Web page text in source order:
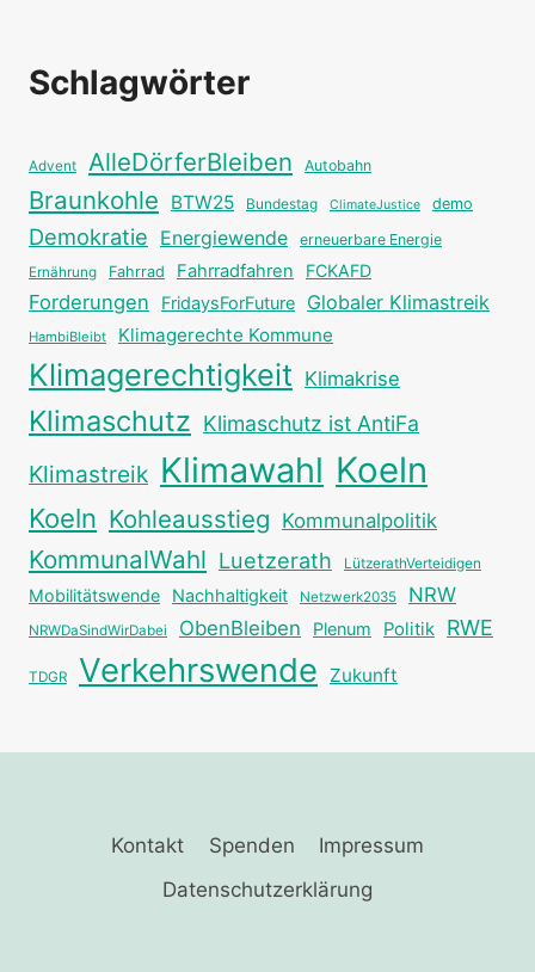
Schlagwörter
Advent AlleDörferBleiben Autobahn
Braunkohle BTW25 Bundestag ClimateJustice demo
Demokratie Energiewende erneuerbare Energie
Ernährung Fahrrad Fahrradfahren FCKAFD
Forderungen FridaysForFuture Globaler Klimastreik
HambiBleibt Klimagerechte Kommune
Klimagerechtigkeit Klimakrise
Klimaschutz Klimaschutz ist AntiFa
Klimastreik Klimawahl Koeln
Koeln Kohleausstieg Kommunalpolitik
KommunalWahl Luetzerath LützerathVerteidigen
Mobilitätswende Nachhaltigkeit Netzwerk2035 NRW
NRWDaSindWirDabei ObenBleiben Plenum Politik RWE
TDGR Verkehrswende Zukunft
Kontakt Spenden
Impressum
Datenschutzerklärung